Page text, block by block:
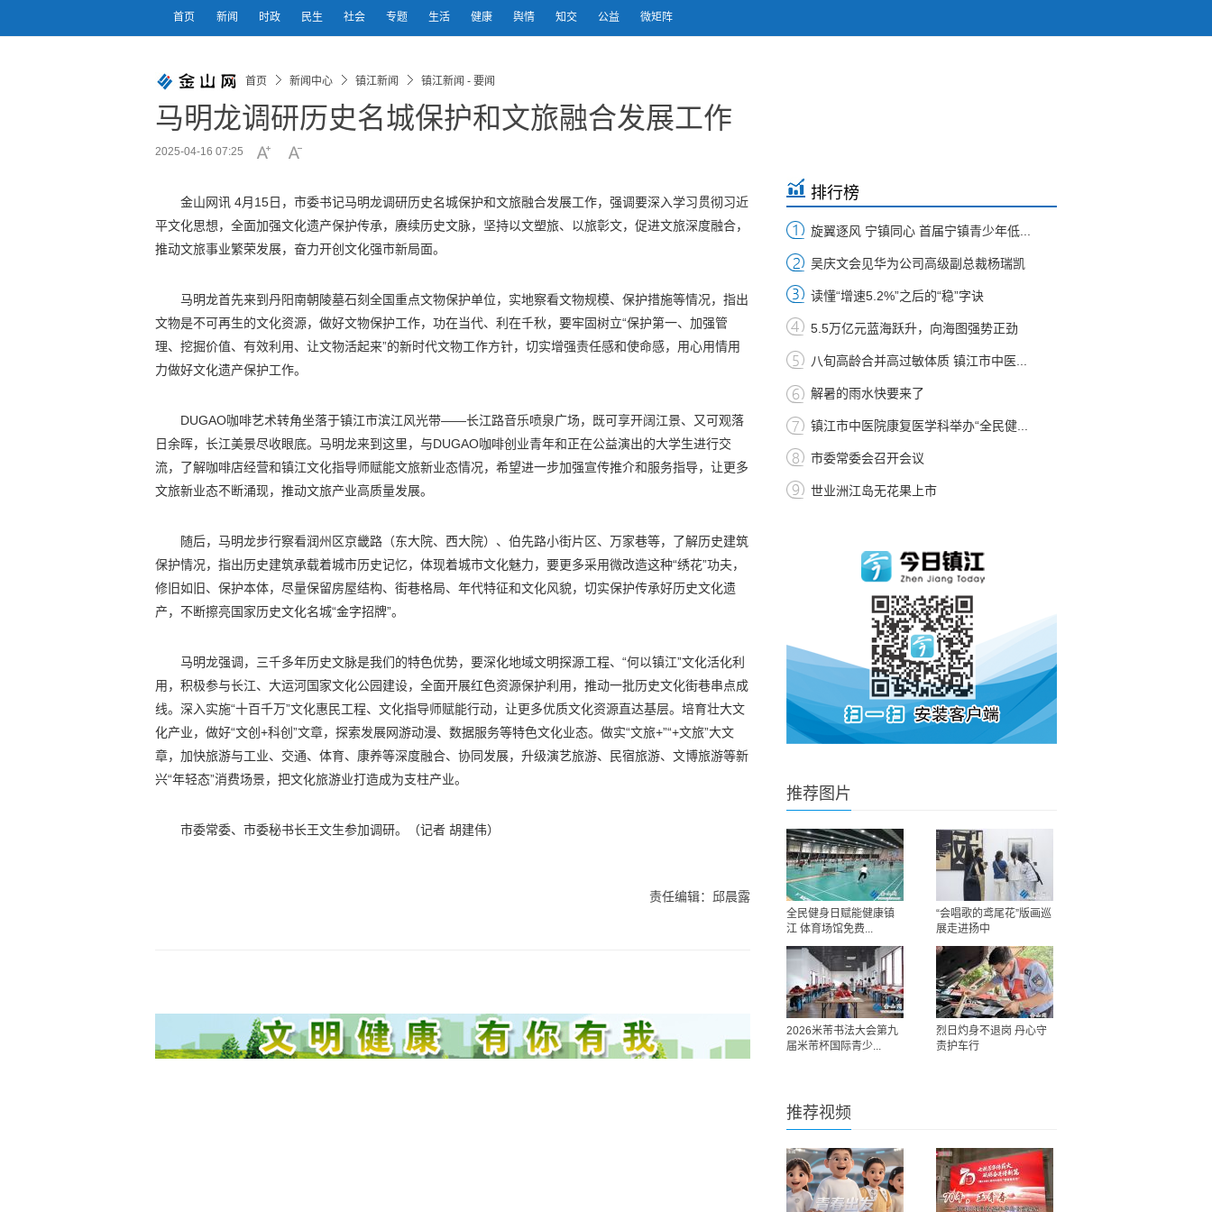
首页 新闻 时政 民生 社会 专题 生活 健康 舆情 知交 公益 微矩阵
首页 新闻中心 镇江新闻 镇江新闻 - 要闻
马明龙调研历史名城保护和文旅融合发展工作
2025-04-16 07:25
金山网讯 4月15日，市委书记马明龙调研历史名城保护和文旅融合发展工作，强调要深入学习贯彻习近
平文化思想，全面加强文化遗产保护传承，赓续历史文脉，坚持以文塑旅、以旅彰文，促进文旅深度融合，
推动文旅事业繁荣发展，奋力开创文化强市新局面。
马明龙首先来到丹阳南朝陵墓石刻全国重点文物保护单位，实地察看文物规模、保护措施等情况，指出
文物是不可再生的文化资源，做好文物保护工作，功在当代、利在千秋，要牢固树立“保护第一、加强管
理、挖掘价值、有效利用、让文物活起来”的新时代文物工作方针，切实增强责任感和使命感，用心用情用
力做好文化遗产保护工作。
DUGAO咖啡艺术转角坐落于镇江市滨江风光带——长江路音乐喷泉广场，既可享开阔江景、又可观落
日余晖，长江美景尽收眼底。马明龙来到这里，与DUGAO咖啡创业青年和正在公益演出的大学生进行交
流，了解咖啡店经营和镇江文化指导师赋能文旅新业态情况，希望进一步加强宣传推介和服务指导，让更多
文旅新业态不断涌现，推动文旅产业高质量发展。
随后，马明龙步行察看润州区京畿路（东大院、西大院）、伯先路小街片区、万家巷等，了解历史建筑
保护情况，指出历史建筑承载着城市历史记忆，体现着城市文化魅力，要更多采用微改造这种“绣花”功夫，
修旧如旧、保护本体，尽量保留房屋结构、街巷格局、年代特征和文化风貌，切实保护传承好历史文化遗
产，不断擦亮国家历史文化名城“金字招牌”。
马明龙强调，三千多年历史文脉是我们的特色优势，要深化地域文明探源工程、“何以镇江”文化活化利
用，积极参与长江、大运河国家文化公园建设，全面开展红色资源保护利用，推动一批历史文化街巷串点成
线。深入实施“十百千万”文化惠民工程、文化指导师赋能行动，让更多优质文化资源直达基层。培育壮大文
化产业，做好“文创+科创”文章，探索发展网游动漫、数据服务等特色文化业态。做实“文旅+”“+文旅”大文
章，加快旅游与工业、交通、体育、康养等深度融合、协同发展，升级演艺旅游、民宿旅游、文博旅游等新
兴“年轻态”消费场景，把文化旅游业打造成为支柱产业。
市委常委、市委秘书长王文生参加调研。（记者 胡建伟）
责任编辑：邱晨露
排行榜
旋翼逐风 宁镇同心 首届宁镇青少年低...
吴庆文会见华为公司高级副总裁杨瑞凯
读懂“增速5.2%”之后的“稳”字诀
5.5万亿元蓝海跃升，向海图强势正劲
八旬高龄合并高过敏体质 镇江市中医...
解暑的雨水快要来了
镇江市中医院康复医学科举办“全民健...
市委常委会召开会议
世业洲江岛无花果上市
推荐图片
全民健身日赋能健康镇
江 体育场馆免费...
“会唱歌的鸢尾花”版画巡
展走进扬中
2026米芾书法大会第九
届米芾杯国际青少...
烈日灼身不退岗 丹心守
责护车行
推荐视频